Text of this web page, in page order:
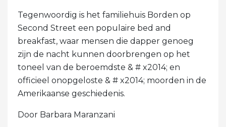
Tegenwoordig is het familiehuis Borden op
Second Street een populaire bed and
breakfast, waar mensen die dapper genoeg
zijn de nacht kunnen doorbrengen op het
toneel van de beroemdste & # x2014; en
officieel onopgeloste & # x2014; moorden in de
Amerikaanse geschiedenis.
Door Barbara Maranzani